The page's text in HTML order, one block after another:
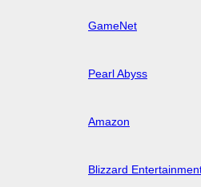
GameNet
Pearl Abyss
Amazon
Blizzard